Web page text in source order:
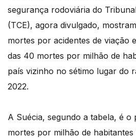
segurança rodoviária do
(TCE), agora divulgado,
mortes por acidentes de viação
das 40 mortes por milhão de
país vizinho no sétimo lugar do
2022.
A Suécia, segundo a tabela, é o
mortes por milhão de habitantes